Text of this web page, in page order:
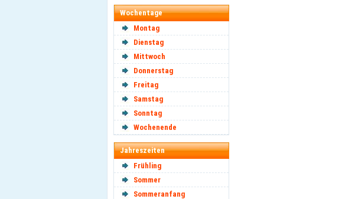
Wochentage
Montag
Dienstag
Mittwoch
Donnerstag
Freitag
Samstag
Sonntag
Wochenende
Jahreszeiten
Frühling
Sommer
Sommeranfang